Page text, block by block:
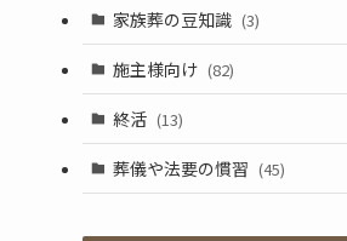
(17)
家族葬の豆知識 (3)
施主様向け (82)
(41)
終活 (13)
葬儀や法要の慣習 (45)